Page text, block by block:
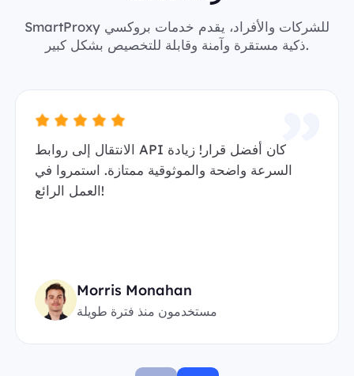
SmartProxy للشركات والأفراد، يقدم خدمات بروكسي
ذكية مستقرة وآمنة وقابلة للتخصيص بشكل كبير.
الانتقال إلى روابط API كان أفضل قرار! زيادة
السرعة واضحة والموثوقية ممتازة. استمروا في
العمل الرائع!
Morris Monahan
مستخدمون منذ فترة طويلة